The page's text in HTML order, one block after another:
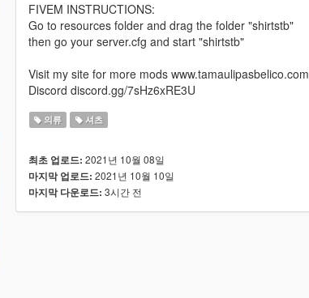
FIVEM INSTRUCTIONS:
Go to resources folder and drag the folder "shirtstb"
then go your server.cfg and start "shirtstb"
Visit my site for more mods www.tamaulipasbelico.com
Discord discord.gg/7sHz6xRE3U
의류 셔츠
최초 업로드: 2021년 10월 08일
마지막 업로드: 2021년 10월 10일
마지막 다운로드: 3시간 전